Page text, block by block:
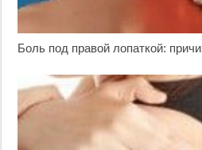
Боль под правой лопаткой: